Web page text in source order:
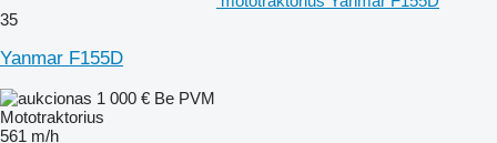
35
Yanmar F155D
1 000 € Be PVM
Mototraktorius
561 m/h